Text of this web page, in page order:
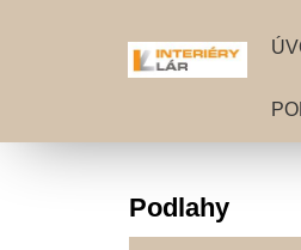
Podlahy